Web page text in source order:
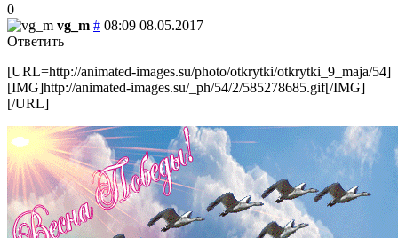
0
vg_m # 08:09 08.05.2017
Ответить
[URL=http://animated-images.su/photo/otkrytki/otkrytki_9_maja/54]
[IMG]http://animated-images.su/_ph/54/2/585278685.gif[/IMG]
[/URL]